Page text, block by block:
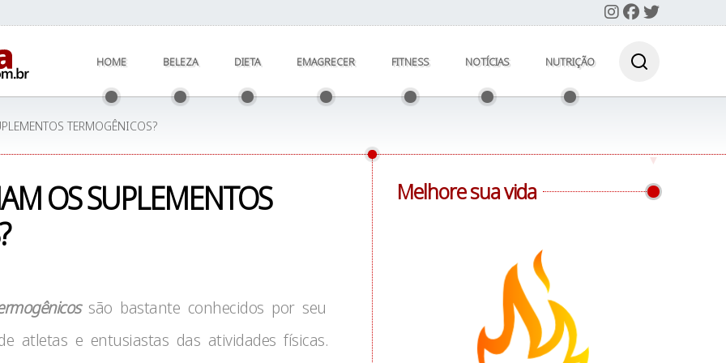
HOME BELEZA DIETA EMAGRECER FITNESS NOTÍCIAS NUTRIÇÃO
TERMOGÊNICOS?
OS SUPLEMENTOS
são bastante conhecidos por seu
atletas e entusiastas das atividades físicas.
Melhore sua vida